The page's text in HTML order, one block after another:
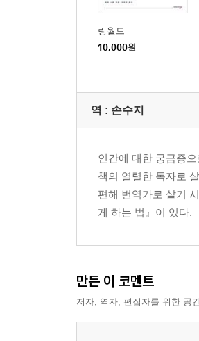
링월드
10,000원
역 : 손수지
인간에 대한 궁금증
책의 열렬한 독자로
편해 번역가로 살기
게 하는 법』이 있다.
만든 이 코멘트
저자, 역자, 편집자를 위한 공